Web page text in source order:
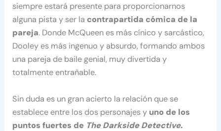
siempre estará presente para proporcionarnos
alguna pista y ser la contrapartida cómica de la
pareja. Donde McQueen es más cínico y sarcástico,
Dooley es más ingenuo y absurdo, formando ambos
una pareja de baile genial, muy divertida y
totalmente entrañable.
Sin duda es un gran acierto la relación que se
establece entre los dos personajes y uno de los
puntos fuertes de The Darkside Detective.